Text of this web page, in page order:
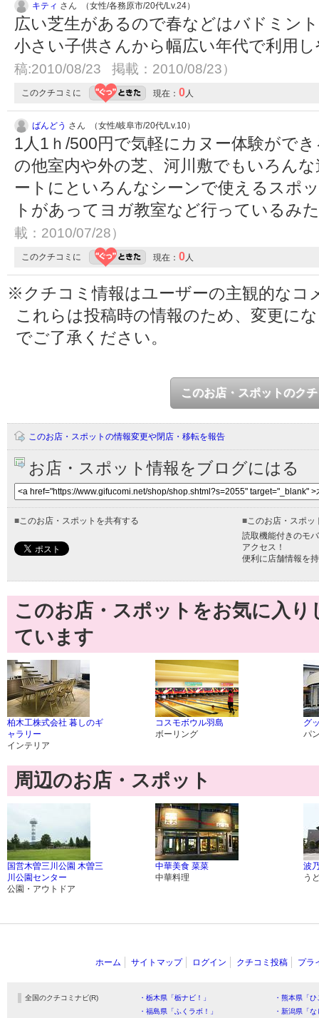
キティ さん （女性/各務原市/20代/Lv.24）
広い芝生があるので春などはバドミン
小さい子供さんから幅広い年代で利用
稿:2010/08/23 掲載：2010/08/23）
このクチコミに 現在： 0人
ばんどう さん （女性/岐阜市/20代/Lv.10）
1人1ｈ/500円で気軽にカヌー体験がで
の他室内や外の芝、河川敷でもいろん
ートにといろんなシーンで使えるスポ
トがあってヨガ教室など行っているみ
載：2010/07/28）
このクチコミに 現在： 0人
※クチコミ情報はユーザーの主観的なコ
これらは投稿時の情報のため、変更に
でご了承ください。
このお店・スポットのク
このお店・スポットの情報変更や閉店・移転を報告
お店・スポット情報をブログにはる
■このお店・スポットを共有する ■このお店・スポッ
読取機能付きのモ
アクセス！
便利に店舗情報を
このお店・スポットをお気に入
ています
柏木工株式会社 暮しのギ
ャラリー
インテリア
コスモボウル羽島
ボーリング
グ
パ
周辺のお店・スポット
国営木曽三川公園 木曽三
川公園センター
公園・アウトドア
中華美食 菜菜
中華料理
波
う
ホーム サイトマップ ログイン クチコミ投稿 プラ
全国のクチコミナビ(R) ・栃木県「栃ナビ！」
・熊本県「
・福島県「ふくラボ！」
・新潟県「